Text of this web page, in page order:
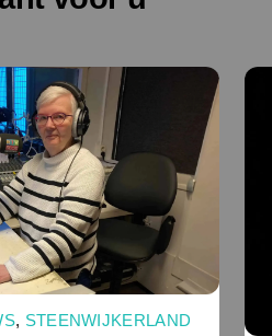
, STEENWIJKERLAND